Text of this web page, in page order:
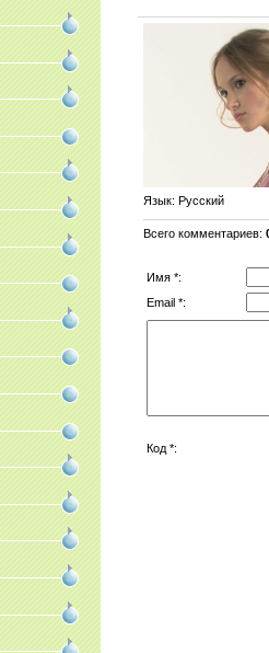
Язык: Русский
Всего комментариев:
Имя *:
Email *:
Код *: